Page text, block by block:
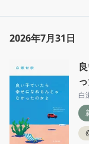
2026年7月31日
白